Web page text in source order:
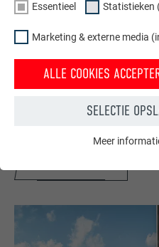
Gratis brochures bestellen
Daken, gevels,
aluminium ziet uw huis er
Essentieel Statistieken
Marketing & externe media
ALLE COOKIES
SELECTIE
Meer